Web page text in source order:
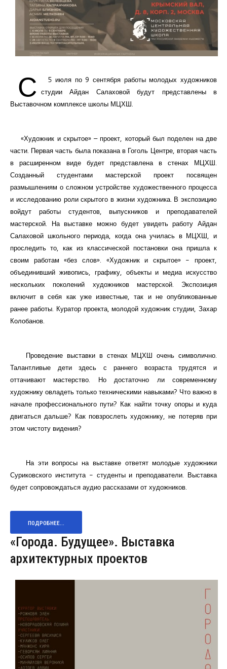
С
5 июля по 9 сентября работы молодых художников
студии Айдан Салаховой будут представлены в
Выставочном комплексе школы МЦХШ.
«Художник и скрытое» – проект, который был поделен на две
части. Первая часть была показана в Гоголь Центре, вторая часть
в расширенном виде будет представлена в стенах МЦХШ.
Созданный студентами мастерской проект посвящен
размышлениям о сложном устройстве художественного процесса
и исследованию роли скрытого в жизни художника. В экспозицию
войдут работы студентов, выпускников и преподавателей
мастерской. На выставке можно будет увидеть работу Айдан
Салаховой школьного периода, когда она училась в МЦХШ, и
проследить то, как из классической постановки она пришла к
своим работам «без слов». «Художник и скрытое» - проект,
объединивший живопись, графику, объекты и медиа искусство
нескольких поколений художников мастерской. Экспозиция
включит в себя как уже известные, так и не опубликованные
ранее работы. Куратор проекта, молодой художник студии, Захар
Колобанов.
Проведение выставки в стенах МЦХШ очень символично.
Талантливые дети здесь с раннего возраста трудятся и
оттачивают мастерство. Но достаточно ли современному
художнику овладеть только техническими навыками? Что важно в
начале профессионального пути? Как найти точку опоры и куда
двигаться дальше? Как повзрослеть художнику, не потеряв при
этом чистоту видения?
На эти вопросы на выставке ответят молодые художники
Суриковского института - студенты и преподаватели. Выставка
будет сопровождаться аудио рассказами от художников.
ПОДРОБНЕЕ...
«Города. Будущее». Выставка
архитектурных проектов